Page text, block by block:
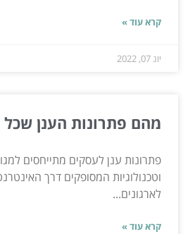
קרא עוד »
יונ 07, 2022
מהם פתרונות הענן
פתרונות ענן לעסקים מתייחסים
וטכנולוגיות המסופקים דרך
לארגונים...
קרא עוד »